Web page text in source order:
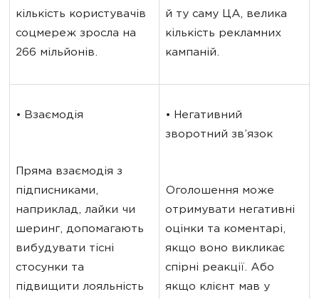
кількість користувачів
соцмереж зросла на
266 мільйонів.
й ту саму ЦА, велика
кількість рекламних
кампаній.
• Взаємодія
Пряма взаємодія з
підписниками,
наприклад, лайки чи
шеринг, допомагають
вибудувати тісні
стосунки та
підвищити лояльність
• Негативний
зворотний зв’язок
Оголошення може
отримувати негативні
оцінки та коментарі,
якщо воно викликає
спірні реакції. Або
якщо клієнт мав у